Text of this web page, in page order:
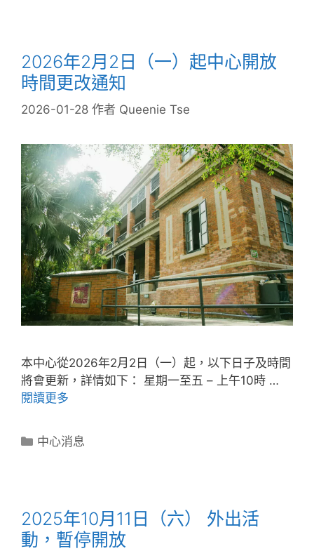
2026年2月2日（一）起中心開放
時間更改通知
2026-01-28 作者 Queenie Tse
本中心從2026年2月2日（一）起，以下日子及時間
將會更新，詳情如下： 星期一至五 – 上午10時 …
閱讀更多
中心消息
2025年10月11日（六） 外出活
動，暫停開放